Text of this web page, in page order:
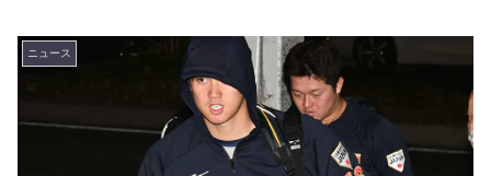
ニュース